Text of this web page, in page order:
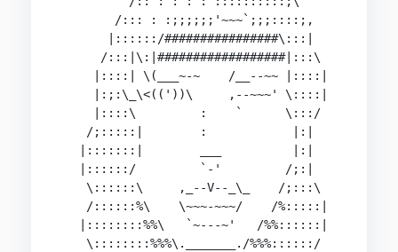
        /::: : :;;;;;;'~~~`;;;::::;,
       |::::::/################\:::|
      /:::|\:|##################|:::\
     |::::| \(___~-~    /__--~~ |::::|
     |:;:\_\<(('))\     ,--~~~' \::::|
     |::::\         :    `      \:::/
    /;:::::|        :            |:|
   |:::::::|        ___          |:|
   |::::::/         `-'         /;:|
    \::::::\     ,_--V--_\_    /;:::\
    /::::::%\    \~~~-~~~/    /%:::::|
   |::::::::%%\   `~---~'   /%%::::::|
    \::::::::%%%\._______./%%%::::::/